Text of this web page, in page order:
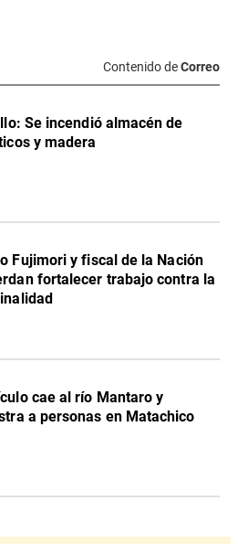
Contenido deCorreo
Se incendió almacén de
y madera
Fujimori y fiscal de la Nación
fortalecer trabajo contra la
cae al río Mantaro y
a personas en Matachico